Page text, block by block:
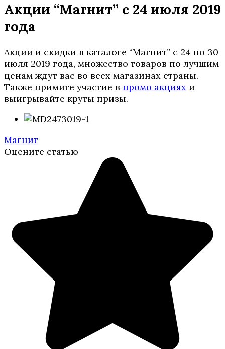
Акции “Магнит” с 24 июля 2019
года
Акции и скидки в каталоге “Магнит” с 24 по 30
июля 2019 года, множество товаров по лучшим
ценам ждут вас во всех магазинах страны.
Также примите участие в промо акциях и
выигрывайте круты призы.
Магнит
Оцените статью